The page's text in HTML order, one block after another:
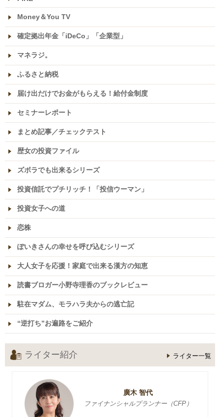
Money＆You TV
確定拠出年金「iDeCo」「企業型」
マネラジ。
ふるさと納税
届け出だけでお金がもらえる！給付金制度
セミナーレポート
まとめ記事／チェックテスト
歴女の投資ファイル
ズボラでも出来るシリーズ
投資信託でプチリッチ！「投信ウーマン」
投資女子への道
恋株
ぽいきさんの幸せを呼び込むシリーズ
大人女子を応援！家庭で出来る漢方の知恵
読書ブロガー小野寺理香のブックレビュー
駐在マダム、モラハラ夫からの逃亡記
“逆打ち”お遍路をご紹介
ライター紹介 ライター一覧
廣木 智代
ファイナンシャルプランナー（CFP）